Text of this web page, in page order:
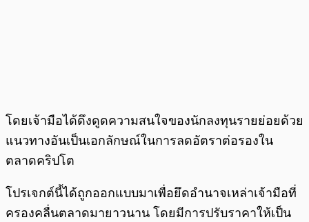
โดยเจ้ามือได้ดึงดูดความสนใจของนักลงทุนรายย่อยด้วย
แนวทางอันเป็นเอกลักษณ์ในการลดอัตราต่อรองใน
ตลาดคริปโต
โปรเจกต์นี้ได้ถูกออกแบบมาเพื่อยึดอำนาจเหล่าเจ้ามือที่
ครองคลื่นตลาดมายาวนาน โดยมีการปรับราคาให้เป็น